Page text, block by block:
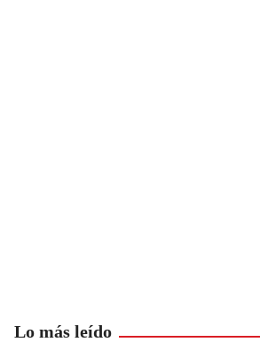
Lo más leído